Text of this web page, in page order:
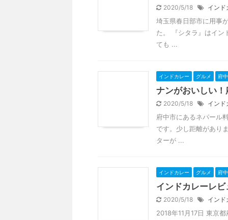
2020/5/18 インド
埼玉県春日部市に用事
た。 『シタラ』はイン
ても ...
インドカレー グルメ 府
ナンがおいしい
2020/5/18 インド
府中市にあるネパール
です。少し距離があり
ターが ...
インドカレー グルメ 府
インドカレーレ
2020/5/18 インド
2018年11月17日 東京